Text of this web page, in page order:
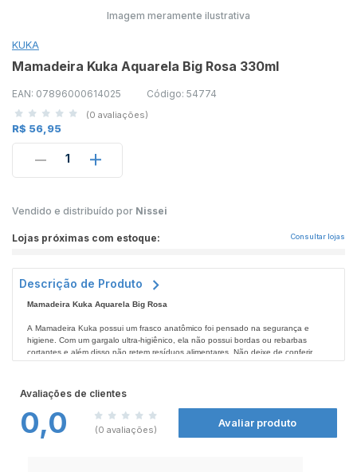
Imagem meramente ilustrativa
KUKA
Mamadeira Kuka Aquarela Big Rosa 330ml
EAN: 07896000614025 Código: 54774
(0 avaliações)
R$ 56,95
1
Vendido e distribuído por Nissei
Lojas próximas com estoque: Consultar lojas
Descrição de Produto
Mamadeira Kuka Aquarela Big Rosa
A Mamadeira Kuka possui um frasco anatômico foi pensado na segurança e
higiene. Com um gargalo ultra-higiênico, ela não possui bordas ou rebarbas
cortantes e além disso não retem resíduos alimentares. Não deixe de conferir
todos os produtos Kuka nasFarmácias Nissei.
por 5 minutos. Coloque o líquido desejado na mamadeira. Antes de dar a
mamadeira para o bebê, certifique-se que a temperatura está morna, pois altas
temperaturas podem machucá-lo. Após o uso, lave e esterilize.
Avaliações de clientes
0,0 (0 avaliações)
Avaliar produto